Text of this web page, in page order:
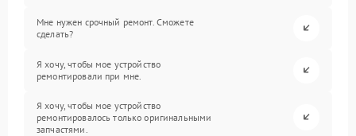
Мне нужен срочный ремонт. Сможете
сделать?
Я хочу, чтобы мое устройство
ремонтировали при мне.
Я хочу, чтобы мое устройство
ремонтировалось только оригинальными
запчастями.